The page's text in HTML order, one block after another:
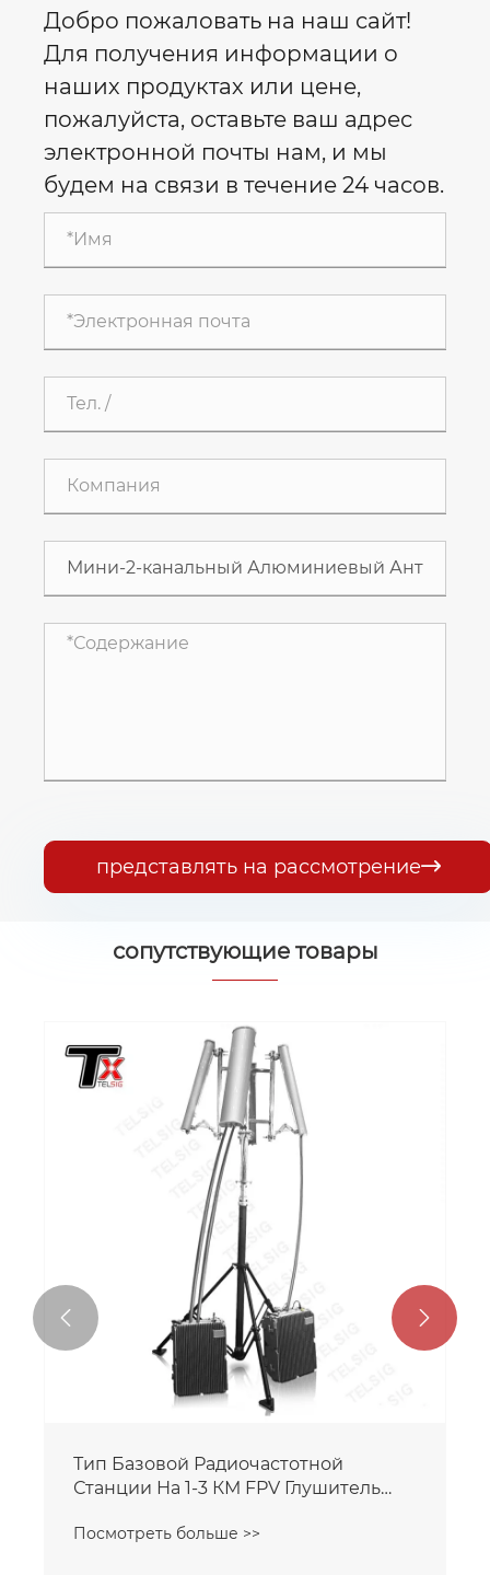
Добро пожаловать на наш сайт!
Для получения информации о
наших продуктах или цене,
пожалуйста, оставьте ваш адрес
электронной почты нам, и мы
будем на связи в течение 24 часов.
представлять на рассмотрение
сопутствующие товары
Тип Базовой Радиочастотной
Станции На 1-3 КМ FPV Глушитель
Посмотреть больше >>
 